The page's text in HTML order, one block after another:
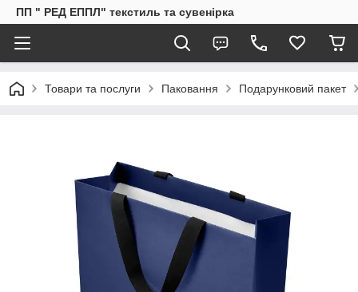
ПП " РЕД ЕППЛ" текстиль та сувенірка
Товари та послуги Паковання Подарунковий пакет